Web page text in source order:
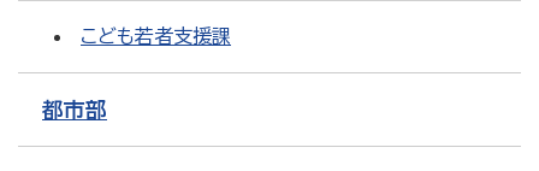
こども若者支援課
都市部